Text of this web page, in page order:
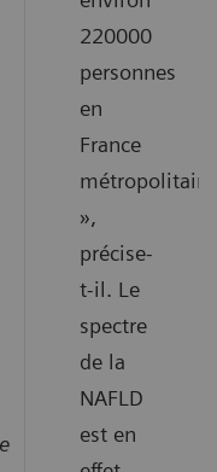
220000
personnes
en
France
»,
précise-
t-il. Le
spectre
de la
NAFLD
est en